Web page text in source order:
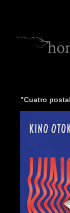
"Cuatro